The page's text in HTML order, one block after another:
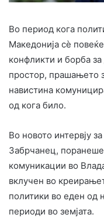
Во период кога
Македонија сè
конфликти и борба
простор, прашањето
навистина
од кога било.
Во новото интервју
Забрчанец,
комуникации во
вклучен во
политики во еден од
периоди во земјата.